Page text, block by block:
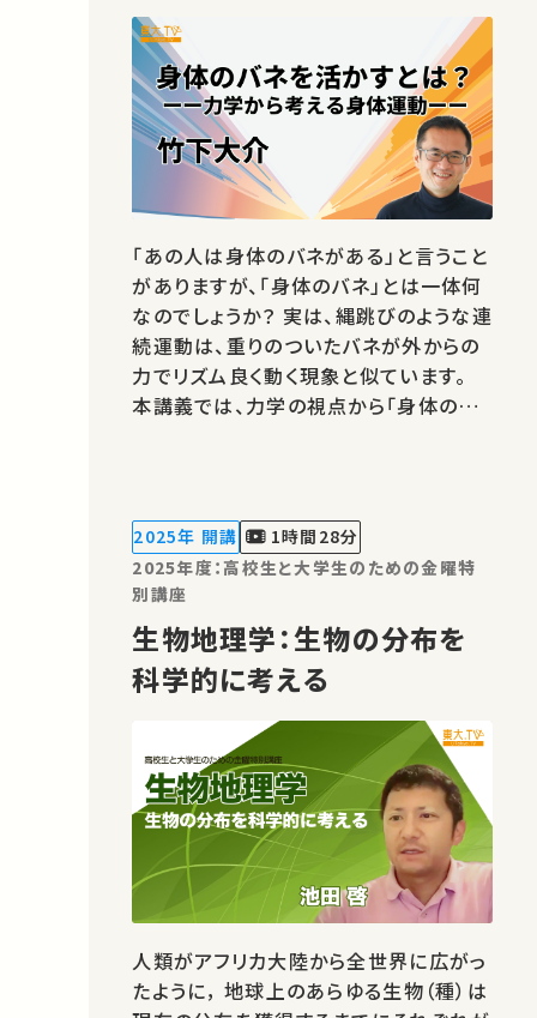
「あの人は身体のバネがある」と言うこと
がありますが、「身体のバネ」とは一体何
なのでしょうか？ 実は、縄跳びのような連
続運動は、重りのついたバネが外からの
力でリズム良く動く現象と似ています。
本講義では、力学の視点から「身体のバ
金曜特別講座 ★あなたのシェアが、ほか
の誰かの学びに繋がるか…
2025年 開講
1時間28分
2025年度：高校生と大学生のための金曜特
別講座
生物地理学：生物の分布を
科学的に考える
人類がアフリカ大陸から全世界に広がっ
たように， 地球上のあらゆる生物（種）は